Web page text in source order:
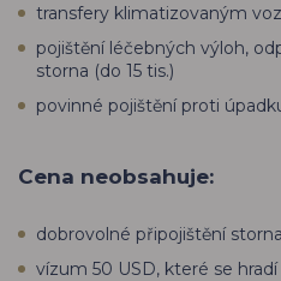
transfery klimatizovaným
pojištění léčebných výloh,
storna (do 15 tis.)
povinné pojištění proti
Cena neobsahuje:
dobrovolné připojištění
vízum 50 USD, které se